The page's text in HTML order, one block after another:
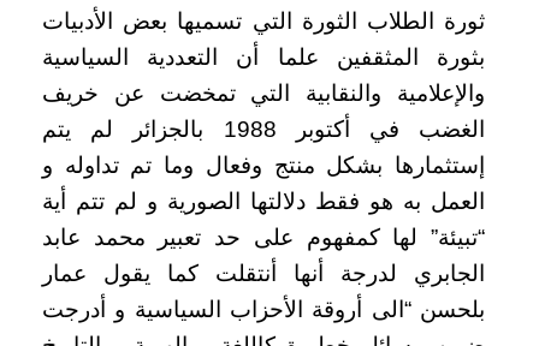
ثورة الطلاب الثورة التي تسميها بعض الأدبيات
بثورة المثقفين علما أن التعددية السياسية
والإعلامية والنقابية التي تمخضت عن خريف
الغضب في أكتوبر 1988 بالجزائر لم يتم
إستثمارها بشكل منتج وفعال وما تم تداوله و
العمل به هو فقط دلالتها الصورية و لم تتم أية
“تبيئة” لها كمفهوم على حد تعبير محمد عابد
الجابري لدرجة أنها أنتقلت كما يقول عمار
بلحسن “الى أروقة الأحزاب السياسية و أدرجت